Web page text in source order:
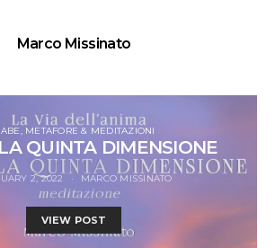
Marco Missinato
METAFORE & MEDITAZIONI
QUINTA DIMENSIONE
2, 2022 MARCO MISSINATO
VIEW POST